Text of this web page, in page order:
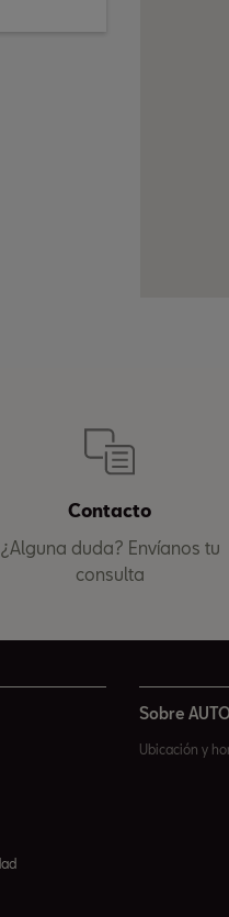
Contacto
¿Alguna duda? Envíanos tu
consulta
Sobre
Ubicación y